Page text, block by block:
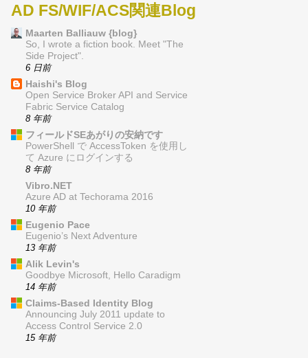
AD FS/WIF/ACS関連Blog
Maarten Balliauw {blog}
So, I wrote a fiction book. Meet "The
Side Project".
6 日前
Haishi's Blog
Open Service Broker API and Service
Fabric Service Catalog
8 年前
フィールドSEあがりの安納です
PowerShell で AccessToken を使用し
て Azure にログインする
8 年前
Vibro.NET
Azure AD at Techorama 2016
10 年前
Eugenio Pace
Eugenio’s Next Adventure
13 年前
Alik Levin's
Goodbye Microsoft, Hello Caradigm
14 年前
Claims-Based Identity Blog
Announcing July 2011 update to
Access Control Service 2.0
15 年前